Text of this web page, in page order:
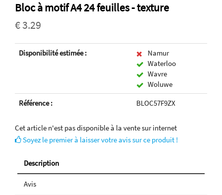
Bloc à motif A4 24 feuilles - texture
€ 3.29
Disponibilité estimée :
Namur
Waterloo
Wavre
Woluwe
Référence :
BLOC57F9ZX
Cet article n'est pas disponible à la vente sur internet
Soyez le premier à laisser votre avis sur ce produit !
Description
Avis